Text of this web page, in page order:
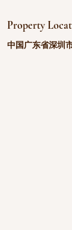
Property
中国广东省深圳